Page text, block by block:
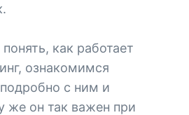
как работает
ознакомимся
с ним и
же он так важен при